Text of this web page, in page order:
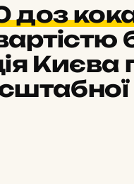
доз